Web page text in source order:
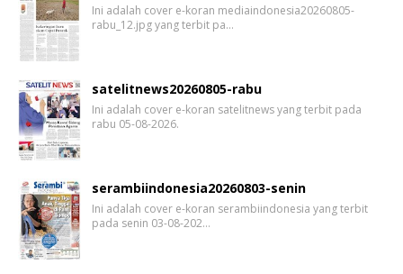
Ini adalah cover e-koran mediaindonesia20260805-
rabu_12.jpg yang terbit pa…
satelitnews20260805-rabu
Ini adalah cover e-koran satelitnews yang terbit pada
rabu 05-08-2026.
serambiindonesia20260803-senin
Ini adalah cover e-koran serambiindonesia yang terbit
pada senin 03-08-202…